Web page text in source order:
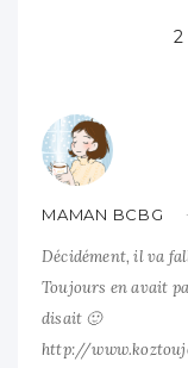
MAMAN BCBG
Décidément, il va
Toujours en avait
disait 🙂
http://